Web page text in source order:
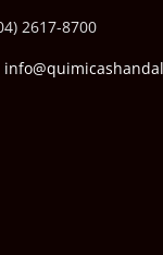
2617-8700